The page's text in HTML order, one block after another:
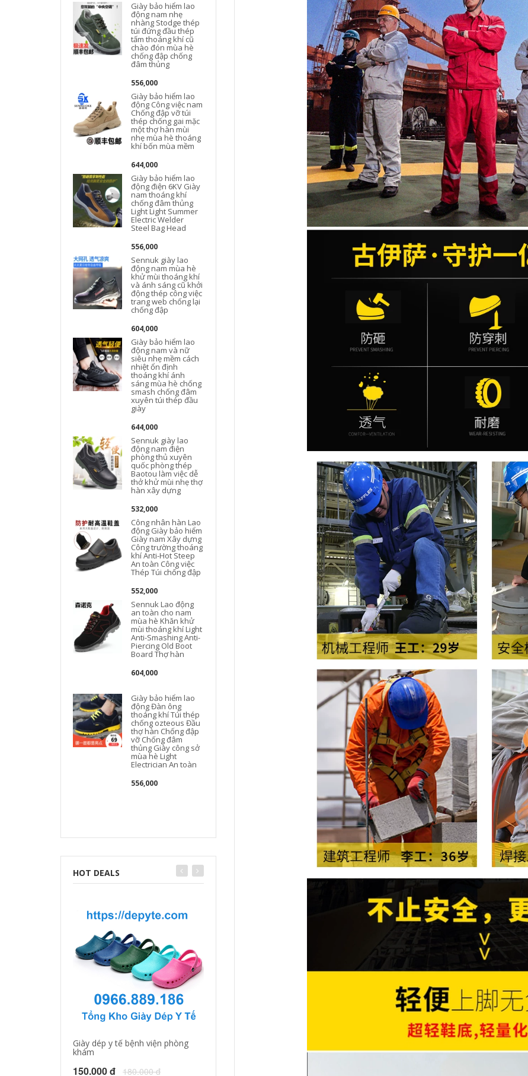
Giày bảo hiểm lao
động nam nhẹ
nhàng Stodge thép
túi đứng đầu thép
tấm thoáng khí cũ
chào đón mùa hè
chống đập chống
đâm thủng
556,000
Giày bảo hiểm lao
động Công việc nam
Chống đập vỡ túi
thép chống gai mặc
một thợ hàn mùi
nhẹ mùa hè thoáng
khí bốn mùa mềm
644,000
Giày bảo hiểm lao
động điện 6KV Giày
nam thoáng khí
chống đâm thủng
Light Light Summer
Electric Welder
Steel Bag Head
556,000
Sennuk giày lao
động nam mùa hè
khử mùi thoáng khí
và ánh sáng cũ khởi
động thép công việc
trang web chống lại
chống đập
604,000
Giày bảo hiểm lao
động nam và nữ
siêu nhẹ mềm cách
nhiệt ổn định
thoáng khí ánh
sáng mùa hè chống
smash chống đâm
xuyên túi thép đầu
giày
644,000
Sennuk giày lao
động nam điện
phòng thủ xuyên
quốc phòng thép
Baotou làm việc dễ
thở khử mùi nhẹ thợ
hàn xây dựng
532,000
Công nhân hàn Lao
động Giày bảo hiểm
Giày nam Xây dựng
Công trường thoáng
khí Anti-Hot Steep
An toàn Công việc
Thép Túi chống đập
552,000
Sennuk Lao động
an toàn cho nam
mùa hè Khăn khử
mùi thoáng khí Light
Anti-Smashing Anti-
Piercing Old Boot
Board Thợ hàn
604,000
Giày bảo hiểm lao
động Đàn ông
thoáng khí Túi thép
chống ozteous Đầu
thợ hàn Chống đập
vỡ Chống đâm
thủng Giày công sở
mùa hè Light
Electrician An toàn
556,000
mùi Khử mùi Light
Old Warfare Giày
Summer Anti-
Smashing Puncture
Pack Bag Head
Sen Nuoke Steel
Header Công việc
Giày an toàn Đàn
Khử mùi Hàn chống
phồng Chống đập
vỡ Trang web chống
Sennuk Laboaf
Giày nam Mùa hè
thoáng khí Chống
mùi Chống đâm
thủng Giày công sở
Thép Túi đứng Đầu
động nam mùa hè
thoáng khí chống
mùi túi đứng đầu
chống đập chống
đâm thủng an toàn
công việc chống
trượt chống trượt cũ
Sennuk Giày da
nam chống nóng
đứng đầu túi chống
đập chống đâm
thủng thợ hàn an
toàn công việc cao
nhẹ Giày nam đế
mềm chống đâm
chích chống đâm
thủng mùa hè Khăn
khử mùi thoáng khí
Giày công sở an
nhẹ Giày đế mềm đế
mềm, thoáng khí
an toàn, đầu túi
Giày bảo hiểm lao
động Giày nam
Chống đập vỡ
Chống đâm thủng
Trang web Ánh
sáng Chống vũ
trang Thợ điện An
toàn Túi thép không
thấm nước Đầu giày
cũ
604,000
Sennock Thợ điện
Lao động Giày bảo
hiểm nam Ánh sáng
chống đập qua thợ
hàn thông gió Anti-
Piercing Đặc biệt An
toàn cách nhiệt
580,000
Giày bảo hiểm lao
động Đàn ông mặc
quần áo khử mùi
thoáng khí và giày
đập chống đâm
thủng thợ hàn điện
chống nước cũ
540,000
toàn an toàn
Piercing Steel Bag
dựng
604,000
Giày bảo hiểm lao
động Đàn ông
thoáng khí Chống
hôi thối Công việc
Túi thép Đầu chống
mite Chống đâm
thủng An toàn Da
bò Thợ hàn Giày cũ
568,000
Sennuk Giày Lao
động Nam Chống
đập vỡ Chống đâm
thủng Thép Đầu Thợ
hàn Công cụ an
toàn Trang web
Wear-kháng chống
thấm nước
507,000
Giày bảo vệ siêu
nhẹ Soft Men Anti-
Smashing Chống
xuyên thoáng
760,000
Giày bảo hiểm lao
động Đàn ông
thoáng khí Chống
hôi thối Chống đập
vỡ Công việc An
toàn Công việc
Trang web an toàn
chống mài mòn Túi
thép mùa hè
604,000
HOT DEALS
Giày dép y tế bệnh viện phòng
khám
150.000 đ 180.000 đ